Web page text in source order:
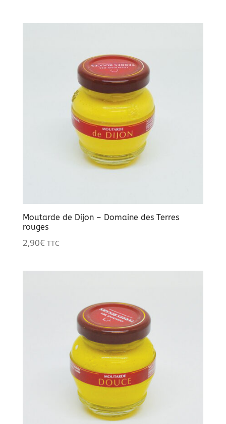
Moutarde de Dijon – Domaine des Terres
rouges
2,90€ TTC